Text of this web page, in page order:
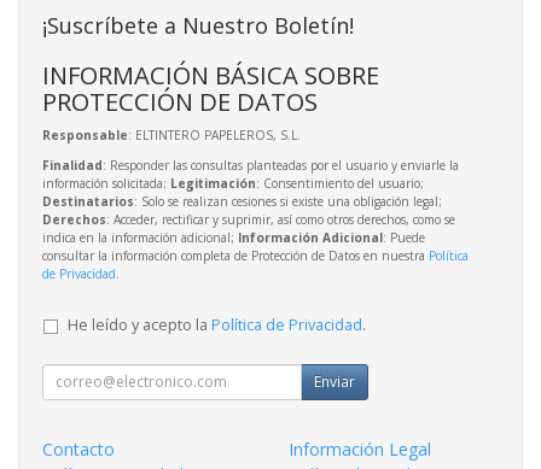
¡Suscríbete a Nuestro Boletín!
INFORMACIÓN BÁSICA SOBRE
PROTECCIÓN DE DATOS
Responsable: ELTINTERO PAPELEROS, S.L.
Finalidad: Responder las consultas planteadas por el usuario y enviarle la
información solicitada; Legitimación: Consentimiento del usuario;
Destinatarios: Solo se realizan cesiones si existe una obligación legal;
Derechos: Acceder, rectificar y suprimir, así como otros derechos, como se
indica en la información adicional; Información Adicional: Puede
consultar la información completa de Protección de Datos en nuestra Política
de Privacidad
He leído y acepto la Política de Privacidad.
Enviar
Contacto
Información Legal